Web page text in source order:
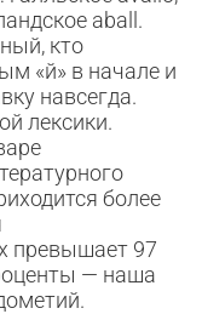
aball.
кто
«й» в начале и
навсегда.
лексики.
более
превышает 97
— наша